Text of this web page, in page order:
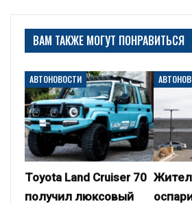
ВАМ ТАКЖЕ МОГУТ ПОНРАВИТЬСЯ
АВТОНОВОСТИ
Toyota Land Cruiser 70
получил люксовый